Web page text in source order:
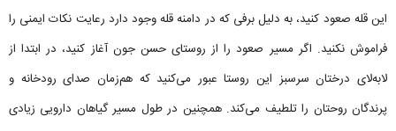
این قله صعود کنید، به دلیل برفی که در دامنه قله وجود دارد رعایت نکات ایمنی را
فراموش نکنید. اگر مسیر صعود را از روستای حسن جون آغاز کنید، در ابتدا از
لابه‌لای درختان سرسبز این روستا عبور می‌کنید که هم‌زمان صدای رودخانه و
پرندگان روحتان را تلطیف می‌کند. همچنین در طول مسیر گیاهان دارویی زیادی